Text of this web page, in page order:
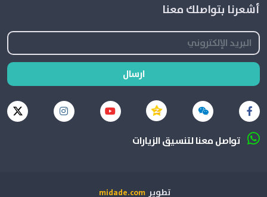
أشعرنا بتواصلك معنا
ارسال
تواصل معنا لتنسيق الزيارات
تطوير midade.com